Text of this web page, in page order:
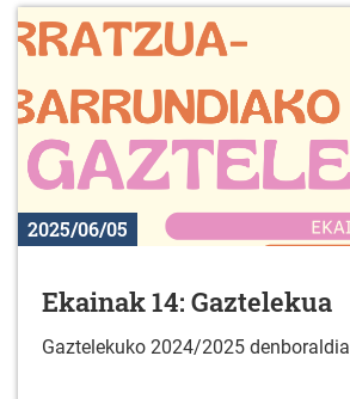
2025/06/05
Ekainak 14: Gaztelekua
Gaztelekuko 2024/2025 denboraldia